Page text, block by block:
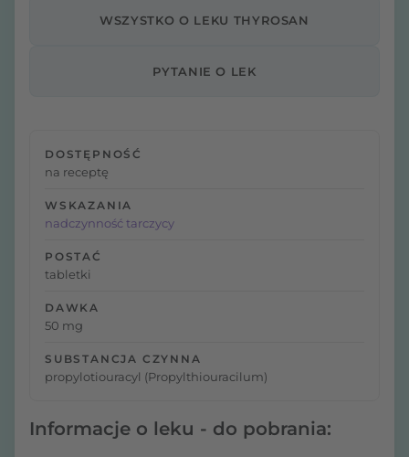
WSZYSTKO O LEKU THYROSAN
PYTANIE O LEK
DOSTĘPNOŚĆ
na receptę
WSKAZANIA
nadczynność tarczycy
POSTAĆ
tabletki
DAWKA
50 mg
SUBSTANCJA CZYNNA
propylotiouracyl (Propylthiouracilum)
Informacje o leku - do pobrania: